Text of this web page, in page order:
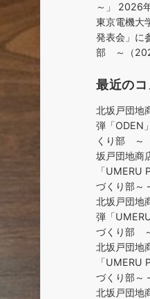
～」
2026
東京電機大
発表会」
部 ～（
最近のコ
北坂戸団地
弾「ODEN
くり部 ～
坂戸団地商
「
づくり部～
北坂戸団地
弾「
づくり部
北坂戸団地
「
づくり部～
北坂戸団地